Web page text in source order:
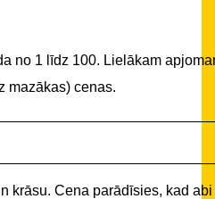
no 1 līdz 100. Lielākam
mazākas) cenas.
krāsu. Cena parādīsies, kad abi